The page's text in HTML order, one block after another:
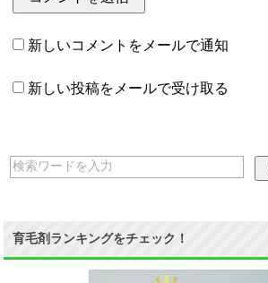
新しいコメントをメールで通知
新しい投稿をメールで受け取る
育毛剤ランキングをチェック！